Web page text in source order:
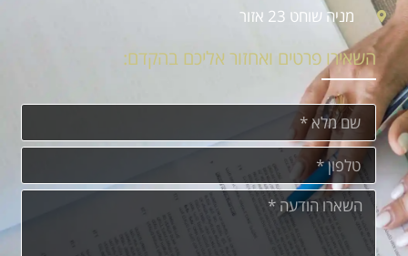
מניה שוחט 23 אזור
השאירו פרטים ואחזור אליכם בהקדם: